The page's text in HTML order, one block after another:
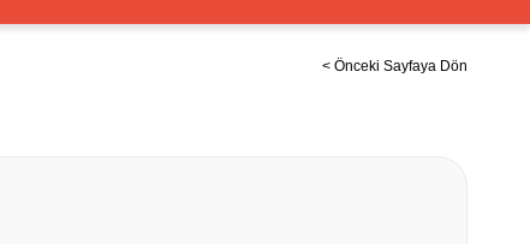
< Önceki Sayfaya Dön